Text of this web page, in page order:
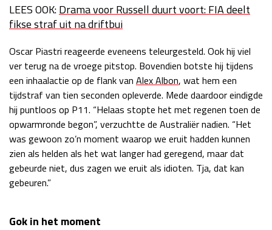
LEES OOK:Drama voor Russell duurt voort: FIA deelt
fikse straf uit na driftbui
Oscar Piastri reageerde eveneens teleurgesteld. Ook hij viel
ver terug na de vroege pitstop. Bovendien botste hij tijdens
een inhaalactie op de flank van Alex Albon, wat hem een
tijdstraf van tien seconden opleverde. Mede daardoor eindigde
hij puntloos op P11. “Helaas stopte het met regenen toen de
opwarmronde begon”, verzuchtte de Australiër nadien. “Het
was gewoon zo’n moment waarop we eruit hadden kunnen
zien als helden als het wat langer had geregend, maar dat
gebeurde niet, dus zagen we eruit als idioten. Tja, dat kan
gebeuren.”
Gok in het moment